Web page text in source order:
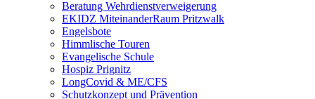
Beratung Wehrdienstverweigerung
EKIDZ MiteinanderRaum Pritzwalk
Engelsbote
Himmlische Touren
Evangelische Schule
Hospiz Prignitz
LongCovid & ME/CFS
Schutzkonzept und Prävention